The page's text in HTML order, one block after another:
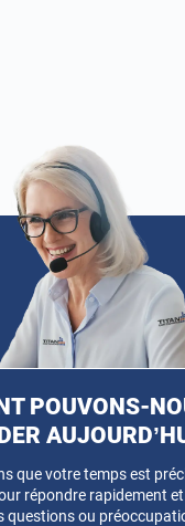
POUVONS-
que votre temps est
répondre rapidement
questions ou